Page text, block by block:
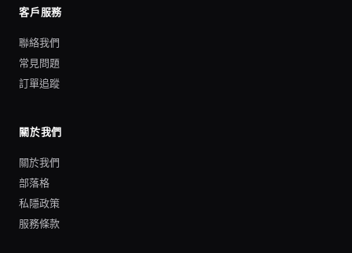
客戶服務
聯絡我們
常見問題
訂單追蹤
關於我們
關於我們
部落格
私隱政策
服務條款